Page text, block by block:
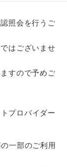
照会を行うご
はございませ
すので予めご
プロバイダー
一部のご利用